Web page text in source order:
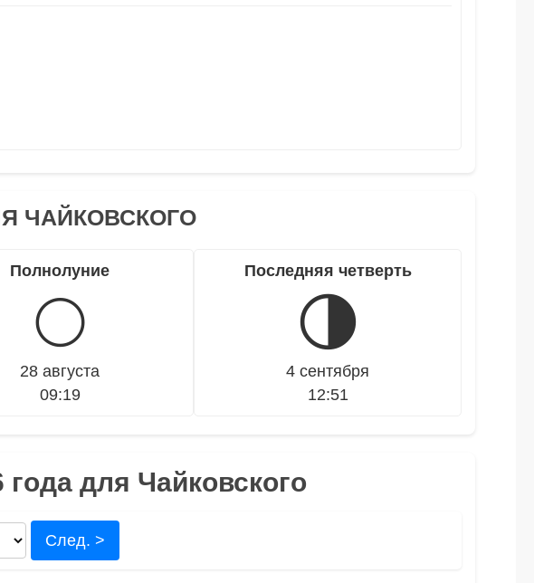
ЧАЙКОВСКОГО
Полнолуние
🌕
28 августа
09:19
Последняя четверть
🌗
4 сентября
12:51
для Чайковского
След. >